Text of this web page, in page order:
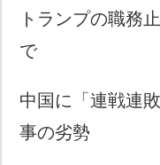
トランプの職務
で
中国に「連戦連
事の劣勢